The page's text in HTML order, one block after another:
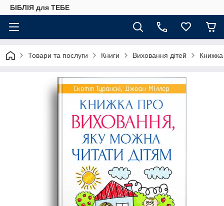
БІБЛІЯ для ТЕБЕ
Товари та послуги Книги Виховання дітей